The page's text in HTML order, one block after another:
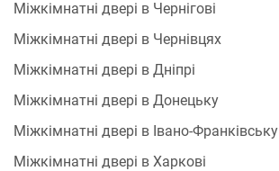
Міжкімнатні двері в Чернігові
Міжкімнатні двері в Чернівцях
Міжкімнатні двері в Дніпрі
Міжкімнатні двері в Донецьку
Міжкімнатні двері в Івано-Франківську
Міжкімнатні двері в Харкові